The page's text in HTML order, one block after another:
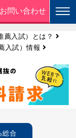
お問い合わせ
薦入試）とは？
入試）情報
総合